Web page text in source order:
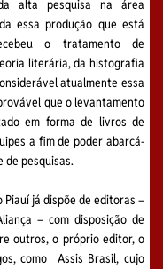
alta pesquisa na área
essa produção que está
o tratamento de
literária, da histografia
atualmente essa
que o levantamento
em forma de livros de
a fim de poder abarcá-
de pesquisas.
Piauí já dispõe de editoras –
– com disposição de
outros, o próprio editor, o
como Assis Brasil, cujo